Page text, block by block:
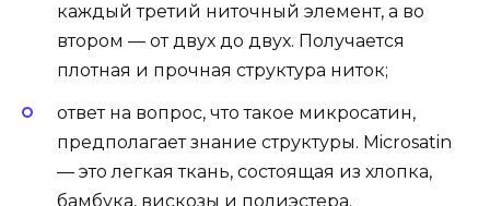
каждый третий ниточный элемент, а во
втором — от двух до двух. Получается
плотная и прочная структура ниток;
ответ на вопрос, что такое микросатин,
предполагает знание структуры. Microsatin
— это легкая ткань, состоящая из хлопка,
бамбука, вискозы и полиэстера.